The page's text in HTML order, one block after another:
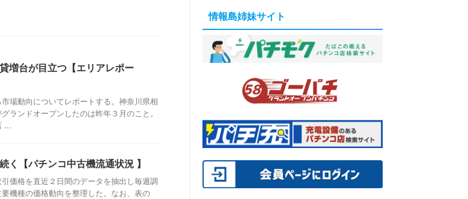
増台が目立つ【エリアレポー
場動向についてレポートする。神奈川県相
ランドオープンしたのは昨年３月のこと。
...
く【パチンコ中古機流通状況 】
価格を直近２日間のデータを抽出し毎週調
機種の価格動向を整理した。なお、表の
情報島姉妹サイト